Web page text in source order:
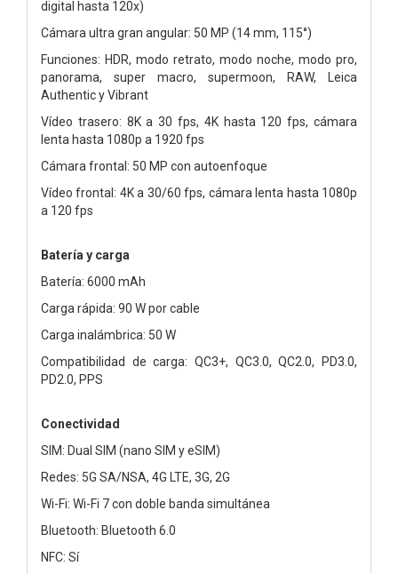
digital hasta 120x)
Cámara ultra gran angular: 50 MP (14 mm, 115°)
Funciones: HDR, modo retrato, modo noche, modo pro,
panorama, super macro, supermoon, RAW, Leica
Authentic y Vibrant
Vídeo trasero: 8K a 30 fps, 4K hasta 120 fps, cámara
lenta hasta 1080p a 1920 fps
Cámara frontal: 50 MP con autoenfoque
Vídeo frontal: 4K a 30/60 fps, cámara lenta hasta 1080p
a 120 fps
Batería y carga
Batería: 6000 mAh
Carga rápida: 90 W por cable
Carga inalámbrica: 50 W
Compatibilidad de carga: QC3+, QC3.0, QC2.0, PD3.0,
PD2.0, PPS
Conectividad
SIM: Dual SIM (nano SIM y eSIM)
Redes: 5G SA/NSA, 4G LTE, 3G, 2G
Wi-Fi: Wi-Fi 7 con doble banda simultánea
Bluetooth: Bluetooth 6.0
NFC: Sí